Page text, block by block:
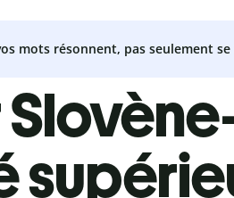
mots résonnent, pas seulement